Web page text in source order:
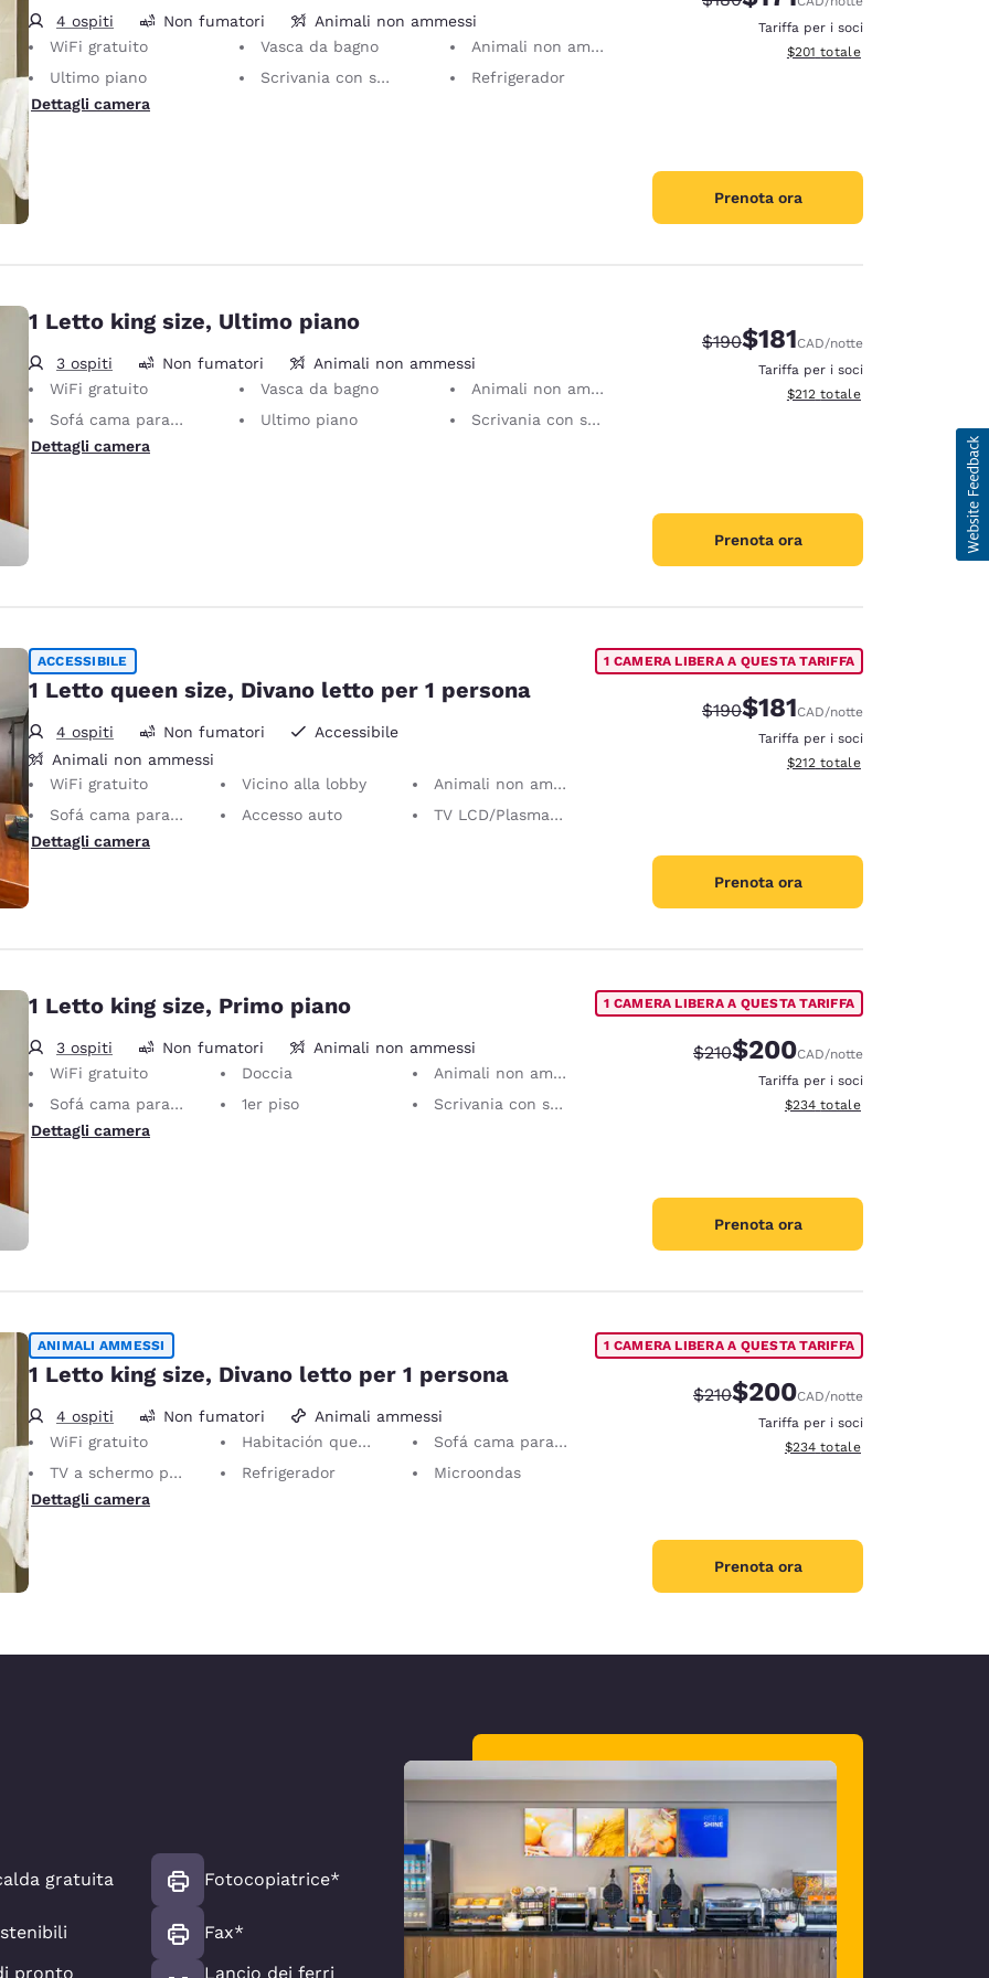
4 ospiti Non fumatori
Animali non ammessi
WiFi gratuito
Vasca da bagno
Animali non ammessi
Ultimo piano
Scrivania con sedia ergonomica
Refrigerador
Dettagli camera
Tariffa per i soci
Visualizza i dettagli totali
$201 totale
Prenota ora
1 Letto king size, Ultimo piano
3 ospiti Non fumatori
Animali non ammessi
WiFi gratuito
Vasca da bagno
Animali non ammessi
Sofá cama para 1 persona
Ultimo piano
Scrivania con sedia ergonomica
Dettagli camera
Tariffa di barratura:
$190Tariffa scontata:
$181CAD/notte
Tariffa per i soci
Visualizza i dettagli totali
$212 totale
Prenota ora
ACCESSIBILE
1 Letto queen size, Divano letto per 1 persona
4 ospiti Non fumatori
Accessibile
Animali non ammessi
WiFi gratuito
Vicino alla lobby
Animali non ammessi
Sofá cama para 1 persona
Accesso auto
TV LCD/Plasma 32 pollici
Dettagli camera
1 CAMERA LIBERA A QUESTA TARIFFA
Tariffa di barratura:
$190Tariffa scontata:
$181CAD/notte
Tariffa per i soci
Visualizza i dettagli totali
$212 totale
Prenota ora
1 Letto king size, Primo piano
3 ospiti Non fumatori
Animali non ammessi
WiFi gratuito
Doccia
Animali non ammessi
Sofá cama para 1 persona
1er piso
Scrivania con sedia ergonomica
Dettagli camera
1 CAMERA LIBERA A QUESTA TARIFFA
Tariffa di barratura:
$210Tariffa scontata:
$200CAD/notte
Tariffa per i soci
Visualizza i dettagli totali
$234 totale
Prenota ora
ANIMALI AMMESSI
1 Letto king size, Divano letto per 1 persona
4 ospiti Non fumatori
Animali ammessi
WiFi gratuito
Habitación que acepta mascotas Se permiten animales de servicio, sin cargo.
Sofá cama para 1 persona
TV a schermo piatto
Refrigerador
Microondas
Dettagli camera
1 CAMERA LIBERA A QUESTA TARIFFA
Tariffa di barratura:
$210Tariffa scontata:
$200CAD/notte
Tariffa per i soci
Visualizza i dettagli totali
$234 totale
Prenota ora
gratuita
pronto
Fotocopiatrice*
Fax*
Lancio dei ferri